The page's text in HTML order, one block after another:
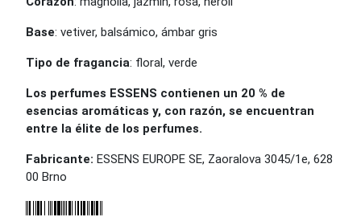
Base: vetiver, balsámico, ámbar gris
Tipo de fragancia: floral, verde
Los perfumes ESSENS contienen un 20 % de
esencias aromáticas y, con razón, se encuentran
entre la élite de los perfumes.
Fabricante: ESSENS EUROPE SE, Zaoralova 3045/1e, 628
00 Brno